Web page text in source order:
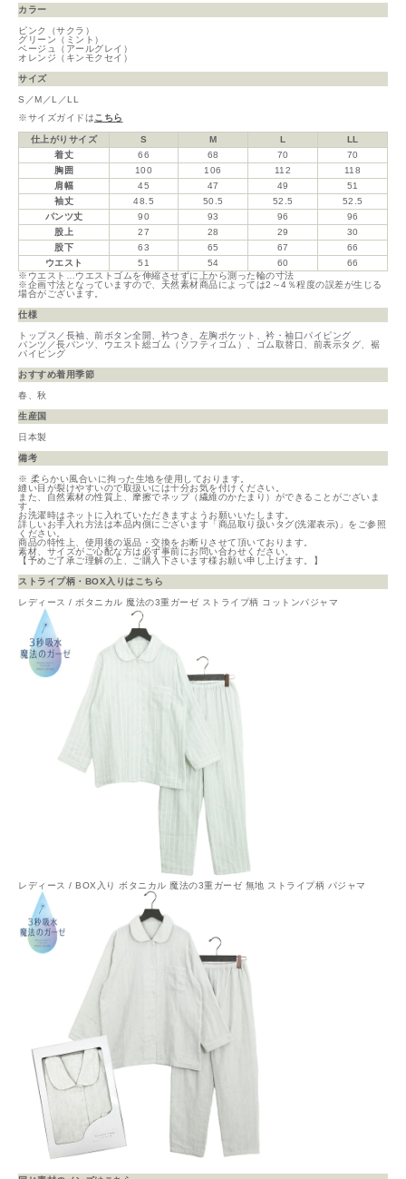
カラー
ピンク（サクラ）
グリーン（ミント）
ベージュ（アールグレイ）
オレンジ（キンモクセイ）
サイズ
S／M／L／LL
※サイズガイドはこちら
仕上がりサイズ S M L
LL
着丈
66 68 70
70
胸囲
100 106 112
118
肩幅
45 47 49
51
袖丈
48.5 50.5 52.5
52.5
パンツ丈
90 93 96
96
股上
27 28 29
30
股下
63 65 67
66
ウエスト
51 54 60
66
※ウエスト…ウエストゴムを伸縮させずに上から測った輪の寸法
※企画寸法となっていますので、天然素材商品によっては2～4％程度の誤差が生じる
場合がございます。
仕様
トップス／長袖、前ボタン全開、衿つき、左胸ポケット、衿・袖口パイピング
パンツ／長パンツ、ウエスト総ゴム（ソフティゴム）、ゴム取替口、前表示タグ、裾
パイピング
おすすめ着用季節
春、秋
生産国
日本製
備考
※ 柔らかい風合いに拘った生地を使用しております。
縫い目が裂けやすいので取扱いには十分お気を付けください。
また、自然素材の性質上、摩擦でネップ（繊維のかたまり）ができることがございま
す。
お洗濯時はネットに入れていただきますようお願いいたします。
詳しいお手入れ方法は本品内側にございます「商品取り扱いタグ(洗濯表示)」をご参照
ください。
商品の特性上、使用後の返品・交換をお断りさせて頂いております。
素材、サイズがご心配な方は必ず事前にお問い合わせください。
【予めご了承ご理解の上、ご購入下さいます様お願い申し上げます。】
ストライプ柄・BOX入りはこちら
レディース / ボタニカル 魔法の3重ガーゼ ストライプ柄 コットンパジャマ
レディース / BOX入り ボタニカル 魔法の3重ガーゼ 無地 ストライプ柄 パジャマ